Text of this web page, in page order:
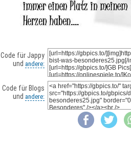
Code für Jappy
und andere:
Code für Blogs
und andere: